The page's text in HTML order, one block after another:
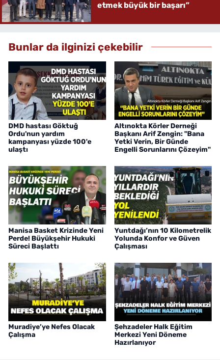
etmek büyük bir başarı”
Bunlar da ilginizi çekebilir
DMD hastası Göktuğ
Ordu'nun yardım
kampanyası yüzde 100'e
ulaştı
Altınokta Körler Derneği
Başkanı Arif Zengin: "Bana
Yetki Verin, Bir Günde
Engelli Sorunlarını Çözeyim"
Manisa Basket Krizinde Yeni
Perde! Büyükşehir Hukuki
Süreci Başlattı
Yuntdağı’nın 10 Kilometrelik
Yolunda Konfor ve Güven
Çalışması
Muradiye’ye Nefes Olacak
Çalışma
Şehzadeler Halk Eğitim
Merkezi Yeni Döneme
Hazırlanıyor